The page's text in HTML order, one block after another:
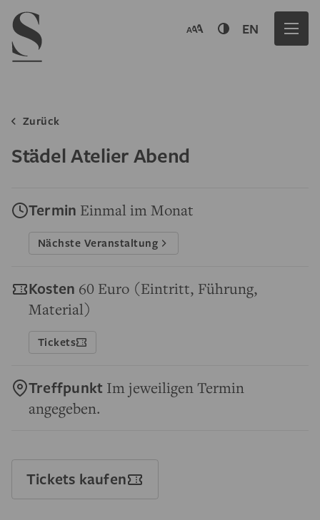
Navigation menu
EN
Zurück
Städel Atelier Abend
Termin Einmal im Monat
Nächste Veranstaltung
Kosten 60 Euro (Eintritt, Führung,
Material)
Tickets
Treffpunkt Im jeweiligen Termin
angegeben.
Tickets kaufen